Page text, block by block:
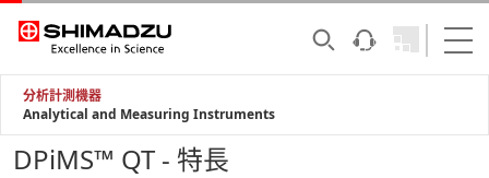
分析計測機器
Analytical and Measuring Instruments
DPiMS™ QT - 特長